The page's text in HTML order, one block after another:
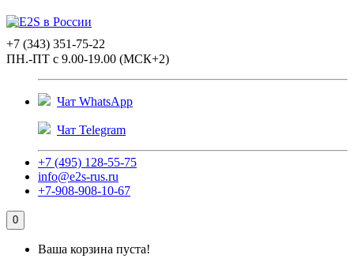
+7 (343) 351-75-22
ПН.-ПТ с 9.00-19.00 (МСК+2)
Чат WhatsApp
Чат Telegram
+7 (495) 128-55-75
info@e2s-rus.ru
+7-908-908-10-67
0
Ваша корзина пуста!